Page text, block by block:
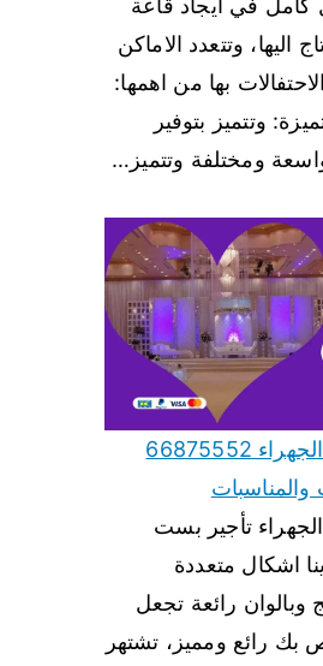
اليها، وتتعدد الاماكن
بها من اهمها:
وتتميز بتوفير
ومختلفة وتتميز…
تأجير بست افراح الجهراء 66875552
والمناسبات
تأجير بست
اشكال متعددة
وبالوان رائعة تجعل
بك رائع ومميز، تشتهر